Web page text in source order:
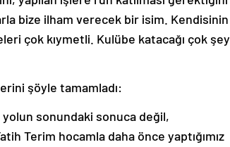
bize ilham verecek bir isim. Kendisinin
çok kıymetli. Kulübe katacağı çok şey
şöyle tamamladı:
sonundaki sonuca değil,
Terim hocamla daha önce yaptığımız